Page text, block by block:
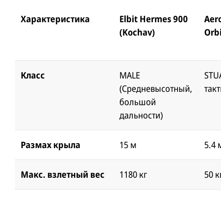
Характеристика
Elbit Hermes 900
(Kochav)
Класс
MALE
(Средневысотный,
большой
дальности)
Размах крыла 15 м 5.4
Макс. взлетный вес 1180 кг 50